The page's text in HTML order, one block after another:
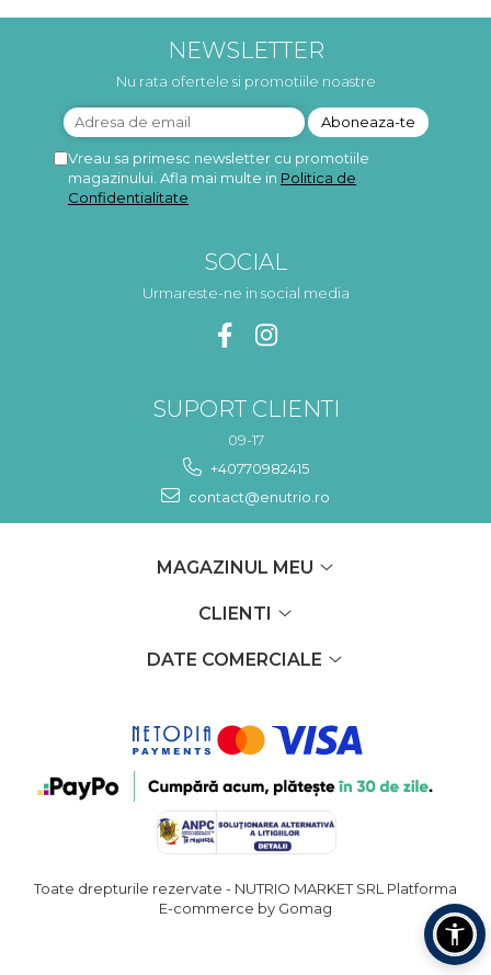
NEWSLETTER
Nu rata ofertele si promotiile noastre
Vreau sa primesc newsletter cu promotiile
magazinului. Afla mai multe in Politica de
Confidentialitate
SOCIAL
Urmareste-ne in social media
SUPORT CLIENTI
09-17
+40770982415
contact@enutrio.ro
MAGAZINUL MEU
CLIENTI
DATE COMERCIALE
Toate drepturile rezervate - NUTRIO MARKET SRL Platforma
E-commerce by Gomag